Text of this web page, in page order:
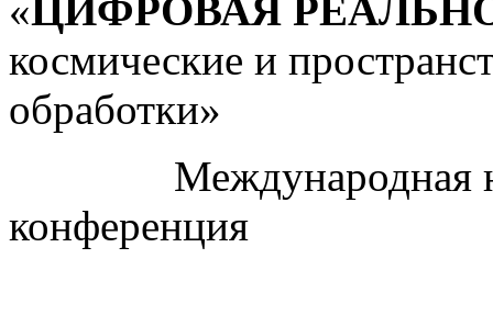
«ЦИФРОВАЯ
космические и
обработки»
Международная
конференция